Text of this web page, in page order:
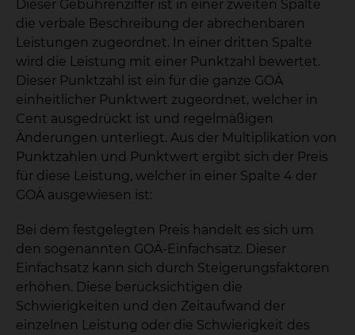
Dieser Gebührenziffer ist in einer zweiten Spalte
die verbale Beschreibung der abrechenbaren
Leistungen zugeordnet. In einer dritten Spalte
wird die Leistung mit einer Punktzahl bewertet.
Dieser Punktzahl ist ein für die ganze GOÄ
einheitlicher Punktwert zugeordnet, welcher in
Cent ausgedrückt ist und regelmäßigen
Änderungen unterliegt. Aus der Multiplikation von
Punktzahlen und Punktwert ergibt sich der Preis
für diese Leistung, welcher in einer Spalte 4 der
GOÄ ausgewiesen ist:
Bei dem festgelegten Preis handelt es sich um
den sogenannten GOÄ-Einfachsatz. Dieser
Einfachsatz kann sich durch Steigerungsfaktoren
erhöhen. Diese berücksichtigen die
Schwierigkeiten und den Zeitaufwand der
einzelnen Leistung oder die Schwierigkeit des